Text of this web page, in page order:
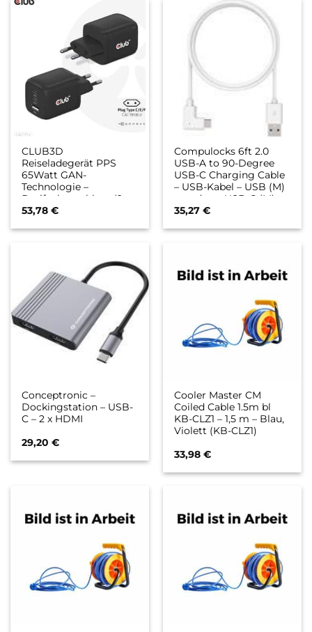
CLUB3D
Reiseladegerät PPS
65Watt GAN-
Technologie –
Dreifachanschluss (2x
USB Typ-C + USB Typ-
3.0 Unterstützung
53,78€
Compulocks 6ft 2.0
USB-A to 90-Degree
USB-C Charging Cable
– USB-Kabel – USB (M)
gerade zu USB-C (M)
nach rechts
weiß – für P/N:
1910GASW, 211SENW,
299PSENW, 580SPSB
35,27€
Conceptronic –
Dockingstation – USB-
C – 2 x HDMI
29,20€
Cooler Master CM
Coiled Cable 1.5m bl
KB-CLZ1 – 1,5 m – Blau,
Violett (KB-CLZ1)
33,98€